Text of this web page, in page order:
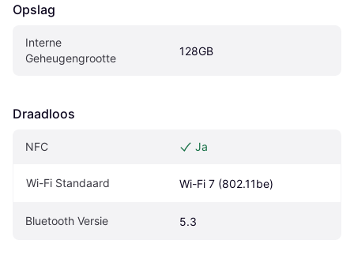
Opslag
Interne
Geheugengrootte
128GB
Draadloos
NFC Ja
Wi-Fi Standaard Wi-Fi 7 (802.11be)
Bluetooth Versie 5.3